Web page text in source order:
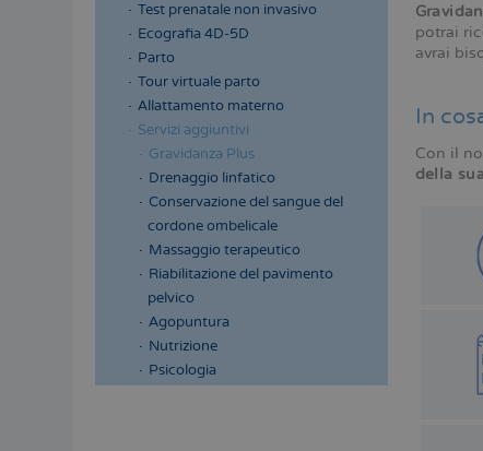
Test prenatale non invasivo
Ecografia 4D-5D
Parto
Tour virtuale parto
Allattamento materno
Servizi aggiuntivi
Gravidanza Plus
Drenaggio linfatico
Conservazione del sangue del
cordone ombelicale
Massaggio terapeutico
Riabilitazione del pavimento
pelvico
Agopuntura
Nutrizione
Psicologia
potrai
avrai
In
Con il
della